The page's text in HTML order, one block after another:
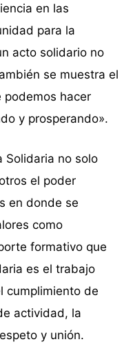
en las
para la
acto solidario no
se muestra el
podemos hacer
y prosperando».
Solidaria no solo
el poder
en donde se
como
formativo que
es el trabajo
cumplimiento de
actividad, la
y unión.